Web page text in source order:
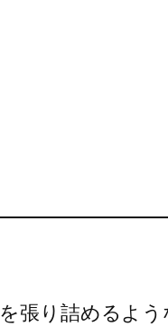
張り詰めるよう